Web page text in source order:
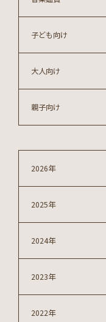
親子向け
大人向け
子ども向け
2026年
2025年
2024年
2023年
2022年